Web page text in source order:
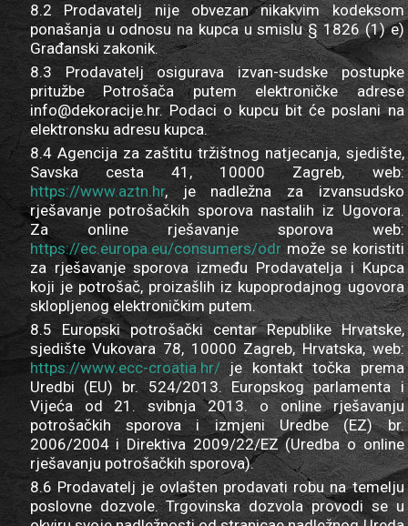
8.2 Prodavatelj nije obvezan nikakvim kodeksom
ponašanja u odnosu na kupca u smislu § 1826 (1) e)
Građanski zakonik.
8.3 Prodavatelj osigurava izvan-sudske postupke
pritužbe Potrošača putem elektroničke adrese
info@dekoracije.hr. Podaci o kupcu bit će poslani na
elektronsku adresu kupca.
8.4 Agencija za zaštitu tržištnog natjecanja, sjedište,
Savska cesta 41, 10000 Zagreb, web:
https://www.aztn.hr, je nadležna za izvansudsko
rješavanje potrošačkih sporova nastalih iz Ugovora.
Za online rješavanje sporova web:
https://ec.europa.eu/consumers/odrmože se koristiti
za rješavanje sporova između Prodavatelja i Kupca
koji je potrošač, proizašlih iz kupoprodajnog ugovora
sklopljenog elektroničkim putem.
8.5 Europski potrošački centar Republike Hrvatske,
sjedište Vukovara 78, 10000 Zagreb, Hrvatska, web:
https://www.ecc-croatia.hr/je kontakt točka prema
Uredbi (EU) br. 524/2013. Europskog parlamenta i
Vijeća od 21. svibnja 2013. o online rješavanju
potrošačkih sporova i izmjeni Uredbe (EZ) br.
2006/2004 i Direktiva 2009/22/EZ (Uredba o online
rješavanju potrošačkih sporova).
8.6 Prodavatelj je ovlašten prodavati robu na temelju
poslovne dozvole. Trgovinska dozvola provodi se u